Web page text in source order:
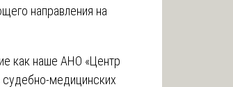
направления на
как наше АНО «Центр
судебно-медицинских